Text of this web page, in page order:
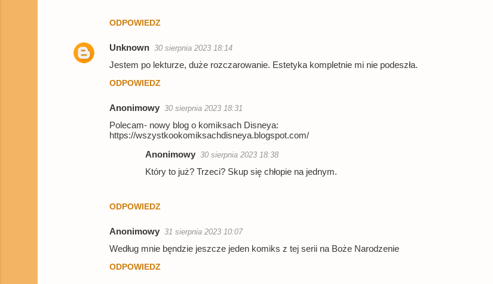
ODPOWIEDZ
Unknown 30 sierpnia 2023 18:14
Jestem po lekturze, duże rozczarowanie. Estetyka kompletnie mi nie podeszła.
ODPOWIEDZ
Anonimowy 30 sierpnia 2023 18:31
Polecam- nowy blog o komiksach Disneya:
https://wszystkookomiksachdisneya.blogspot.com/
ODPOWIEDZ
Anonimowy 30 sierpnia 2023 18:38
Który to już? Trzeci? Skup się chłopie na jednym.
Anonimowy 31 sierpnia 2023 10:07
Według mnie bęndzie jeszcze jeden komiks z tej serii na Boże Narodzenie
ODPOWIEDZ